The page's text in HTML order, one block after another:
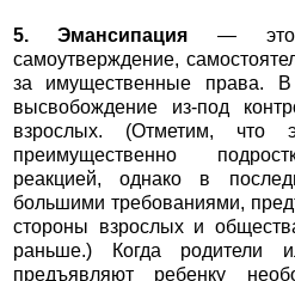
5. Эмансипация— это
самоутверждение,
за имущественные права.
высвобождение из-под
взрослых. (Отметим, что
преимущественно
реакцией, однако в
большими требованиями,
стороны взрослых и
раньше.) Когда родители
предъявляют ребенку